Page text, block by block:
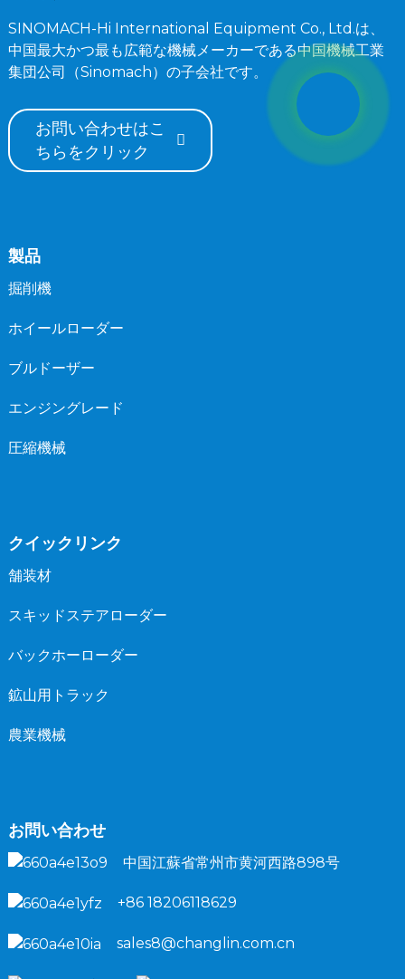
SINOMACH-Hi International Equipment Co., Ltd.は、
中国最大かつ最も広範な機械メーカーである中国機械工業
集団公司（Sinomach）の子会社です。
お問い合わせはこ
ちらをクリック
製品
掘削機
ホイールローダー
ブルドーザー
エンジングレード
圧縮機械
クイックリンク
舗装材
スキッドステアローダー
バックホーローダー
鉱山用トラック
農業機械
お問い合わせ
中国江蘇省常州市黄河西路898号
+86 18206118629
sales8@changlin.com.cn